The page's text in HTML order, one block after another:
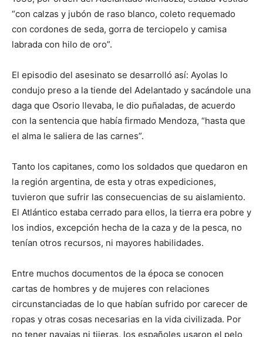
“con calzas y jubón de raso blanco, coleto requemado
con cordones de seda, gorra de terciopelo y camisa
labrada con hilo de oro”.
El episodio del asesinato se desarrolló así: Ayolas lo
condujo preso a la tiende del Adelantado y sacándole una
daga que Osorio llevaba, le dio puñaladas, de acuerdo
con la sentencia que había firmado Mendoza, “hasta que
el alma le saliera de las carnes”.
Tanto los capitanes, como los soldados que quedaron en
la región argentina, de esta y otras expediciones,
tuvieron que sufrir las consecuencias de su aislamiento.
El Atlántico estaba cerrado para ellos, la tierra era pobre y
los indios, excepción hecha de la caza y de la pesca, no
tenían otros recursos, ni mayores habilidades.
Entre muchos documentos de la época se conocen
cartas de hombres y de mujeres con relaciones
circunstanciadas de lo que habían sufrido por carecer de
ropas y otras cosas necesarias en la vida civilizada. Por
no tener navajas ni tijeras, los españoles usaron el pelo